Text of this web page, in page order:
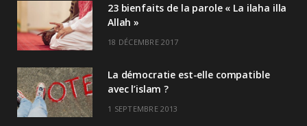
23 bienfaits de la parole « La ilaha illa
Allah »
18 DÉCEMBRE 2017
La démocratie est-elle compatible
avec l’islam ?
1 SEPTEMBRE 2013